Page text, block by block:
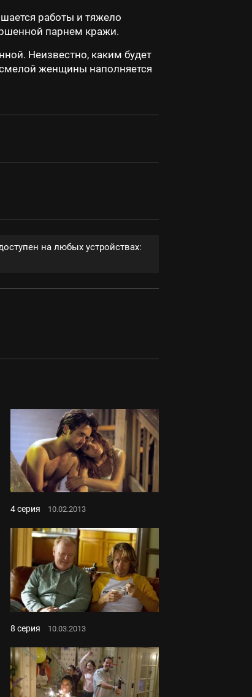
работы и тяжело
парнем кражи.
Неизвестно, каким будет
женщины наполняется
на любых устройствах:
4 серия 10.02.2013
8 серия 10.03.2013